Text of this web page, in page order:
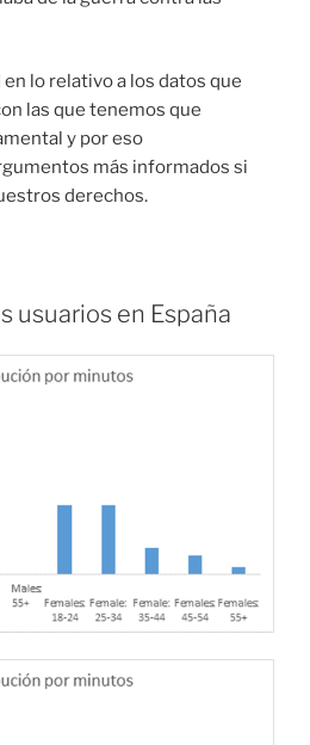
lo relativo a los datos que
las que tenemos que
y por eso
más informados si
derechos.
usuarios en España